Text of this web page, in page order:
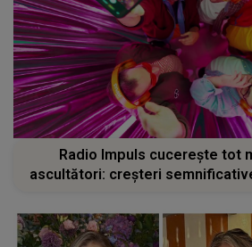
Radio Impuls cucerește tot
ascultători: creșteri